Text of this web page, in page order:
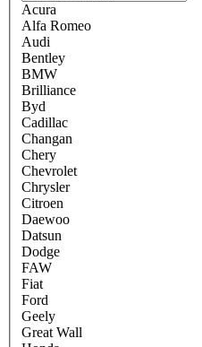
Acura
Alfa Romeo
Audi
Bentley
BMW
Brilliance
Byd
Cadillac
Changan
Chery
Chevrolet
Chrysler
Citroen
Daewoo
Datsun
Dodge
FAW
Fiat
Ford
Geely
Great Wall